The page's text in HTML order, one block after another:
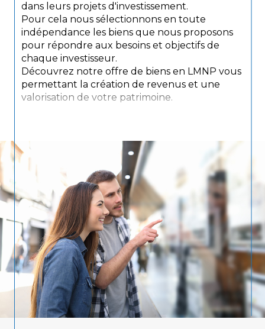
dans leurs projets d'investissement.
Pour cela nous sélectionnons en toute
indépendance les biens que nous proposons
pour répondre aux besoins et objectifs de
chaque investisseur.
Découvrez notre offre de biens en LMNP vous
permettant la création de revenus et une
valorisation de votre patrimoine.